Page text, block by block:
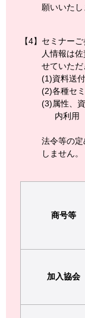
願いいたし
【4】 セミナー
人情報は
せていただ
(1)資料送
(2)各種セ
(3)属性、
内利用
法令等の
しません。
商号等
加入協会